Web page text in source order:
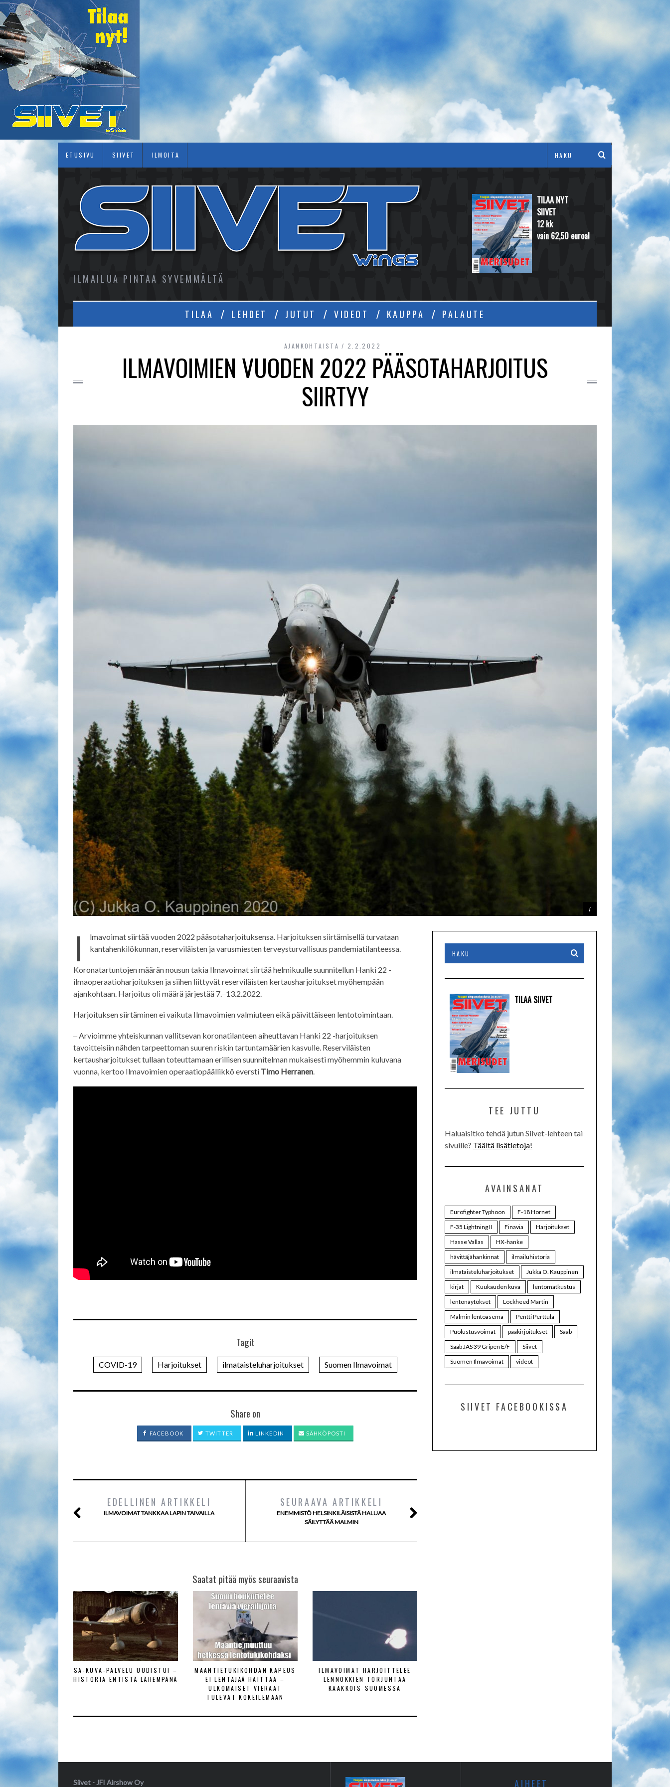
ETUSIVU SIIVET ILMOITA
ILMAILUA PINTAA SYVEMMÄLTÄ
TILAA NYT
SIIVET
12 kk
vain 62,50 euroa!
TILAA LEHDET JUTUT VIDEOT KAUPPA PALAUTE
AJANKOHTAISTA 2.2.2022
ILMAVOIMIEN VUODEN 2022 PÄÄSOTAHARJOITUS
SIIRTYY
I
lmavoimat siirtää vuoden 2022 pääsotaharjoituksensa. Harjoituksen siirtämisellä turvataan
kantahenkilökunnan, reserviläisten ja varusmiesten terveysturvallisuus pandemiatilanteessa.
Koronatartuntojen määrän nousun takia Ilmavoimat siirtää helmikuulle suunnitellun Hanki 22 -
ilmaoperaatioharjoituksen ja siihen liittyvät reserviläisten kertausharjoitukset myöhempään
ajankohtaan. Harjoitus oli määrä järjestää 7.‒13.2.2022.
Harjoituksen siirtäminen ei vaikuta Ilmavoimien valmiuteen eikä päivittäiseen lentotoimintaan.
‒ Arvioimme yhteiskunnan vallitsevan koronatilanteen aiheuttavan Hanki 22 -harjoituksen
tavoitteisiin nähden tarpeettoman suuren riskin tartuntamäärien kasvulle. Reserviläisten
kertausharjoitukset tullaan toteuttamaan erillisen suunnitelman mukaisesti myöhemmin kuluvana
vuonna, kertoo Ilmavoimien operaatiopäällikkö eversti Timo Herranen.
Tagit
COVID-19 Harjoitukset ilmataisteluharjoitukset Suomen Ilmavoimat
Share on
FACEBOOK TWITTER LINKEDIN SÄHKÖPOSTI
EDELLINEN ARTIKKELI
ILMAVOIMAT TANKKAA LAPIN TAIVAILLA
SEURAAVA ARTIKKELI
ENEMMISTÖ HELSINKILÄISISTÄ HALUAA
SÄILYTTÄÄ MALMIN
Saatat pitää myös seuraavista
SA-KUVA-PALVELU UUDISTUI –
HISTORIA ENTISTÄ LÄHEMPÄNÄ
MAANTIETUKIKOHDAN KAPEUS
EI LENTÄJÄÄ HAITTAA –
ULKOMAISET VIERAAT
TULEVAT KOKEILEMAAN
ILMAVOIMAT HARJOITTELEE
LENNOKKIEN TORJUNTAA
KAAKKOIS-SUOMESSA
TILAA SIIVET
TEE JUTTU
Haluaisitko tehdä jutun Siivet-lehteen tai
sivuille? Täältä lisätietoja!
AVAINSANAT
Eurofighter Typhoon
F-18 Hornet
F-35 Lightning II
Finavia
Harjoitukset
Hasse Vallas
HX-hanke
hävittäjähankinnat
ilmailuhistoria
ilmataisteluharjoitukset
Jukka O. Kauppinen
kirjat
Kuukauden kuva
lentomatkustus
lentonäytökset
Lockheed Martin
Malmin lentoasema
Pentti Perttula
Puolustusvoimat
pääkirjoitukset
Saab
Saab JAS 39 Gripen E/F
Siivet
Suomen Ilmavoimat
videot
SIIVET FACEBOOKISSA
Siivet - JFI Airshow Oy AIHEET